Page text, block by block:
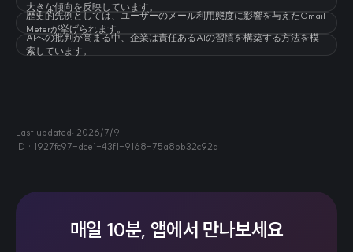
大きな傾向を反映しています。
歴史的先例としては、ユーザーのメール利用態度に影響を与えたGmail
Meterが挙げられます。
AIへの批判が高まる中、企業は責任あるAIの習慣を構築する方法を模
索しています。
Last updated: 2026/7/9
ID · 1927fc97-dce1-43f1-9168-75a8bb32c92a
매일 10분, 앱에서 만나보세요